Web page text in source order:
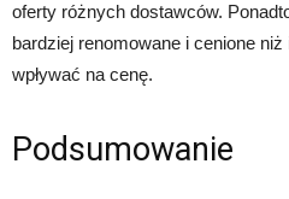
oferty różnych dostawców.
bardziej renomowane i cenione
wpływać na cenę.
Podsumowanie